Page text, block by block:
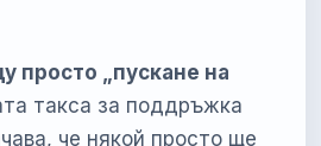
просто „пускане на
такса за поддръжка
че някой просто ще